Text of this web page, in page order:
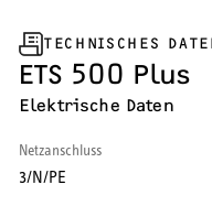
HEIZEN UND KÜHLEN
Wärmepumpe
Puffer- und
TECHNISCHES
ETS 500 Plus
Elektrische Daten
Netzanschluss
3/N/PE